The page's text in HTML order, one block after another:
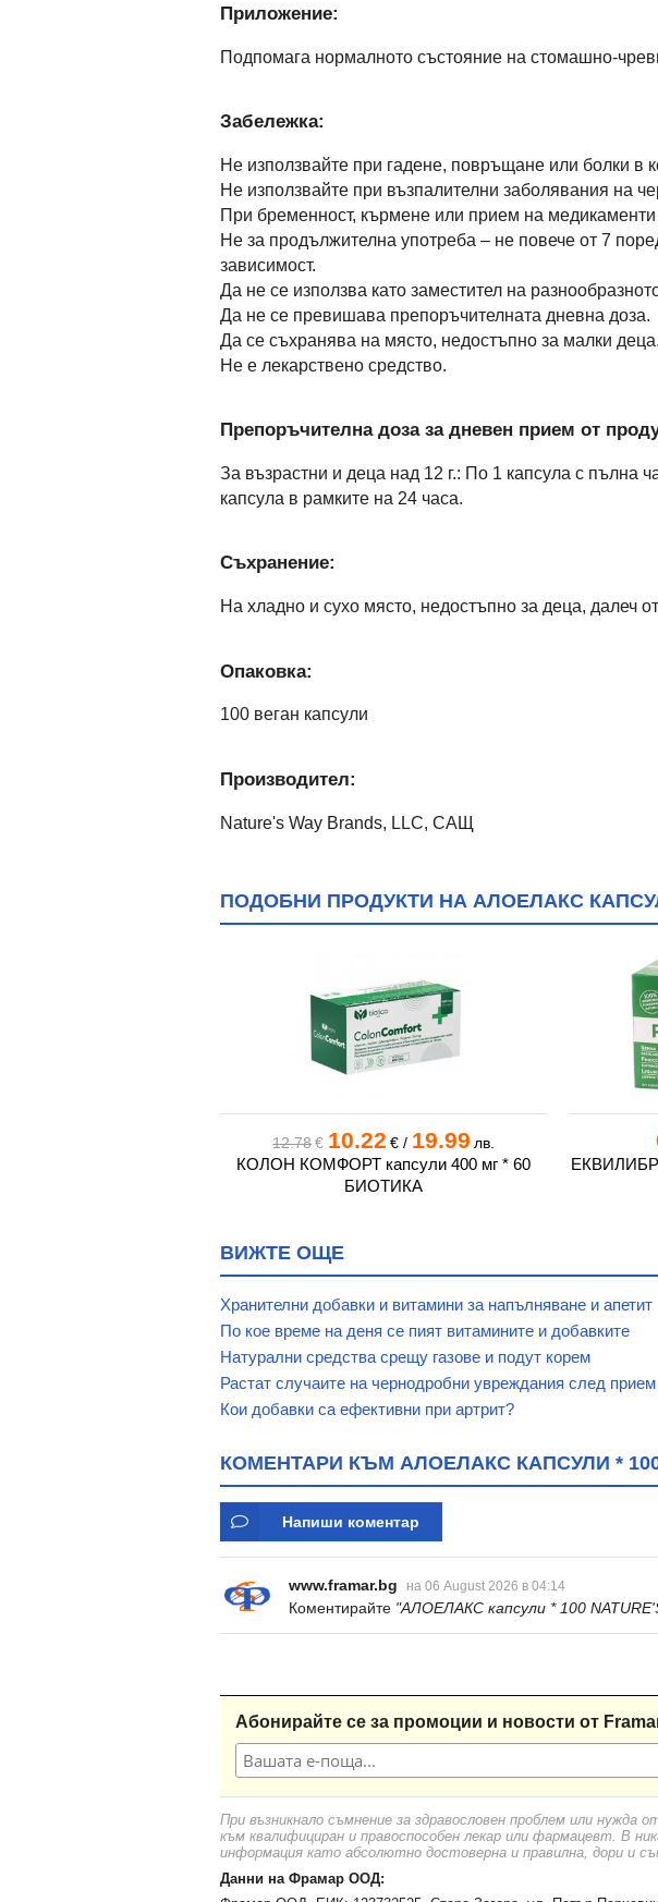
Приложение:
Подпомага нормалното състояние на стомашно-
Забележка:
Не използвайте при гадене, повръщане или болки в
Не използвайте при възпалителни заболявания на
При бременност, кърмене или прием на медикаменти
Не за продължителна употреба – не повече от 7
зависимост.
Да не се използва като заместител на
Да не се превишава препоръчителната дневна доза.
Да се съхранява на място, недостъпно за малки деца.
Не е лекарствено средство.
Препоръчителна доза за дневен прием от
За възрастни и деца над 12 г.: По 1 капсула с пълна
капсула в рамките на 24 часа.
Съхранение:
На хладно и сухо място, недостъпно за деца, далеч
Опаковка:
100 веган капсули
Производител:
Nature's Way Brands, LLC, САЩ
ПОДОБНИ ПРОДУКТИ НА АЛОЕЛАКС
12.78€ 10.22 €/ 19.99 лв.
КОЛОН КОМФОРТ капсули 400 мг * 60
БИОТИКА
ВИЖТЕ ОЩЕ
Хранителни добавки и витамини за напълняване и апетит
По кое време на деня се пият витамините и добавките
Натурални средства срещу газове и подут корем
Растат случаите на чернодробни увреждания след
Кои добавки са ефективни при артрит?
КОМЕНТАРИ КЪМ АЛОЕЛАКС КАПСУЛИ * 100
Напиши коментар
www.framar.bg на 06 August 2026 в 04:14
Коментирайте "АЛОЕЛАКС капсули * 100
Абонирайте се за промоции и новости от
При възникнало съмнение за здравословен проблем или нужда
към квалифициран и правоспособен лекар или фармацевт. В
информация като абсолютно достоверна и правилна, дори и
Данни на Фрамар ООД: